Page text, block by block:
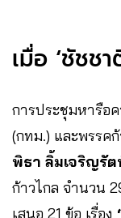
เมื่อ ‘ชัชช
การประชุมหารือ
(กทม.) และพรรค
พิธา ลิ้มเจริญรัต
ก้าวไกล จำนวน
เสนอ 21 ข้อ เรื่อง